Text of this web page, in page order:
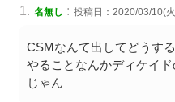
名無し : 投稿日：2020/03/10(
CSMなんて出してどうす
やることなんかディケイ
じゃん